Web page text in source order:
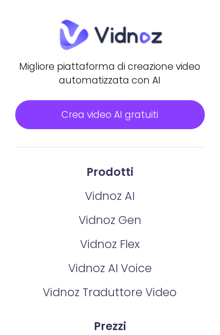
Migliore piattaforma di creazione video
automatizzata con AI
Crea video AI gratuiti
Prodotti
Vidnoz AI
Vidnoz Gen
Vidnoz Flex
Vidnoz AI Voice
Vidnoz Traduttore Video
Prezzi